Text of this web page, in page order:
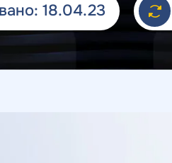
18.04.23